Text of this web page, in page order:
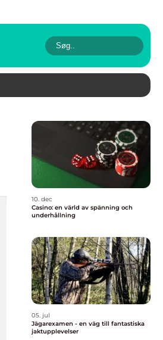
10. dec
Casino: en värld av spänning och
underhållning
05. jul
Jägarexamen - en väg till fantastiska
jaktupplevelser